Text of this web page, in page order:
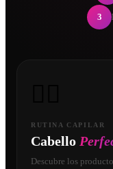
3
RUTINA CAPILAR
Cabello
Descubre los